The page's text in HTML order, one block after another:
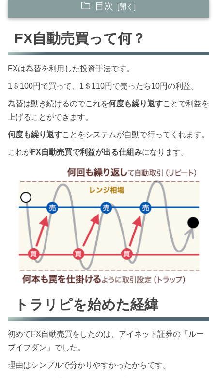
目次
FX自動売買って何？
トラリピを始めた経緯
さぶろーが運用している設定
カナダドルを選択した理由
75円～95円のレンジ幅にした理由
62.9円をロスカットにした理由
ハーフ＆ハーフをしない理由
FX自動売買って何？
FXは為替を利用した投資手法です。
1＄100円で買って、1＄110円で売ったら10円の利益。
為替は動き続けるのでこれを何度も繰り返すことで利益を
上げることができます。
何度も繰り返すことをシステムが自動で行ってくれます。
これがFX自動売買で利益が出る仕組みになります。
トラリピを始めた経緯
初めてFX自動売買をしたのは、アイネット証券の「ルー
プイフダン」でした。
理由はシンプルで分かりやすかったからです。